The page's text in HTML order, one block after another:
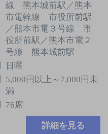
線 熊本城前駅／熊本
市電幹線 市役所前駅
／熊本市電３号線 市
役所前駅／熊本市電２
号線 熊本城前駅
日曜
5,000円以上～7,000円未
満
76席
詳細を見る